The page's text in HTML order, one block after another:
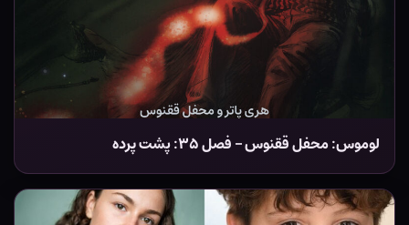
لوموس: محفل ققنوس – فصل ۳۵: پشت پرده